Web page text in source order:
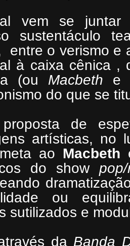
vem se juntar
sustentáculo
entre o verismo e
à caixa cênica ,
(ou Macbeth e
do que se
de
artísticas, no
ao Macbeth
do show
ou
sutilizados e
da Banda